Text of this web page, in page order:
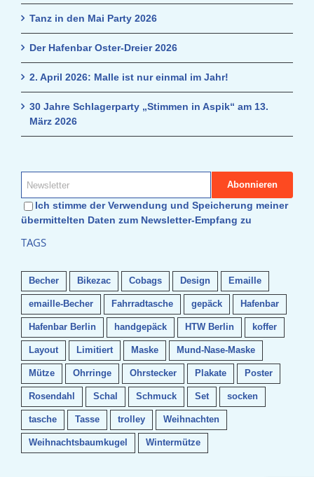
Tanz in den Mai Party 2026
Der Hafenbar Oster-Dreier 2026
2. April 2026: Malle ist nur einmal im Jahr!
30 Jahre Schlagerparty „Stimmen in Aspik“ am 13.
März 2026
Ich stimme der Verwendung und Speicherung meiner
übermittelten Daten zum Newsletter-Empfang zu
TAGS
Becher Bikezac Cobags Design Emaille
emaille-Becher Fahrradtasche gepäck Hafenbar
Hafenbar Berlin handgepäck HTW Berlin koffer
Layout Limitiert Maske Mund-Nase-Maske
Mütze Ohrringe Ohrstecker Plakate Poster
Rosendahl Schal Schmuck Set socken
tasche Tasse trolley Weihnachten
Weihnachtsbaumkugel Wintermütze